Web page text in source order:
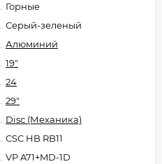
Горные
Серый-зеленый
Алюминий
19"
24
29"
Disc (Механика)
CSC HB RB11
VP A71+MD-1D